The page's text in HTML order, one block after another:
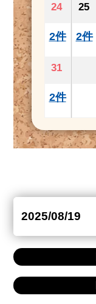
24
2件
25
2件
31
2件